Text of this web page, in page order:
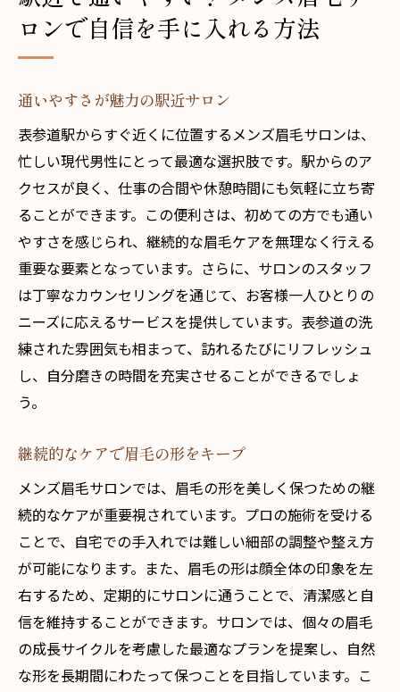
ロンで自信を手に入れる方法
通いやすさが魅力の駅近サロン
表参道駅からすぐ近くに位置するメンズ眉毛サロンは、
忙しい現代男性にとって最適な選択肢です。駅からのア
クセスが良く、仕事の合間や休憩時間にも気軽に立ち寄
ることができます。この便利さは、初めての方でも通い
やすさを感じられ、継続的な眉毛ケアを無理なく行える
重要な要素となっています。さらに、サロンのスタッフ
は丁寧なカウンセリングを通じて、お客様一人ひとりの
ニーズに応えるサービスを提供しています。表参道の洗
練された雰囲気も相まって、訪れるたびにリフレッシュ
し、自分磨きの時間を充実させることができるでしょ
う。
継続的なケアで眉毛の形をキープ
メンズ眉毛サロンでは、眉毛の形を美しく保つための継
続的なケアが重要視されています。プロの施術を受ける
ことで、自宅での手入れでは難しい細部の調整や整え方
が可能になります。また、眉毛の形は顔全体の印象を左
右するため、定期的にサロンに通うことで、清潔感と自
信を維持することができます。サロンでは、個々の眉毛
の成長サイクルを考慮した最適なプランを提案し、自然
な形を長期間にわたって保つことを目指しています。こ